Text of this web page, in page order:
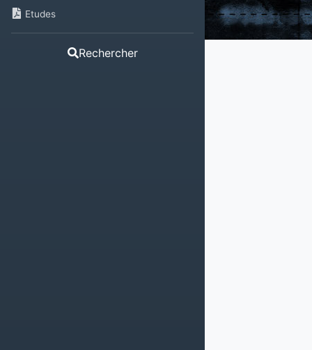
Etudes
Rechercher